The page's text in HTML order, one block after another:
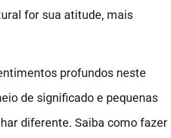
for sua atitude, mais
profundos neste
de significado e pequenas
diferente. Saiba como fazer